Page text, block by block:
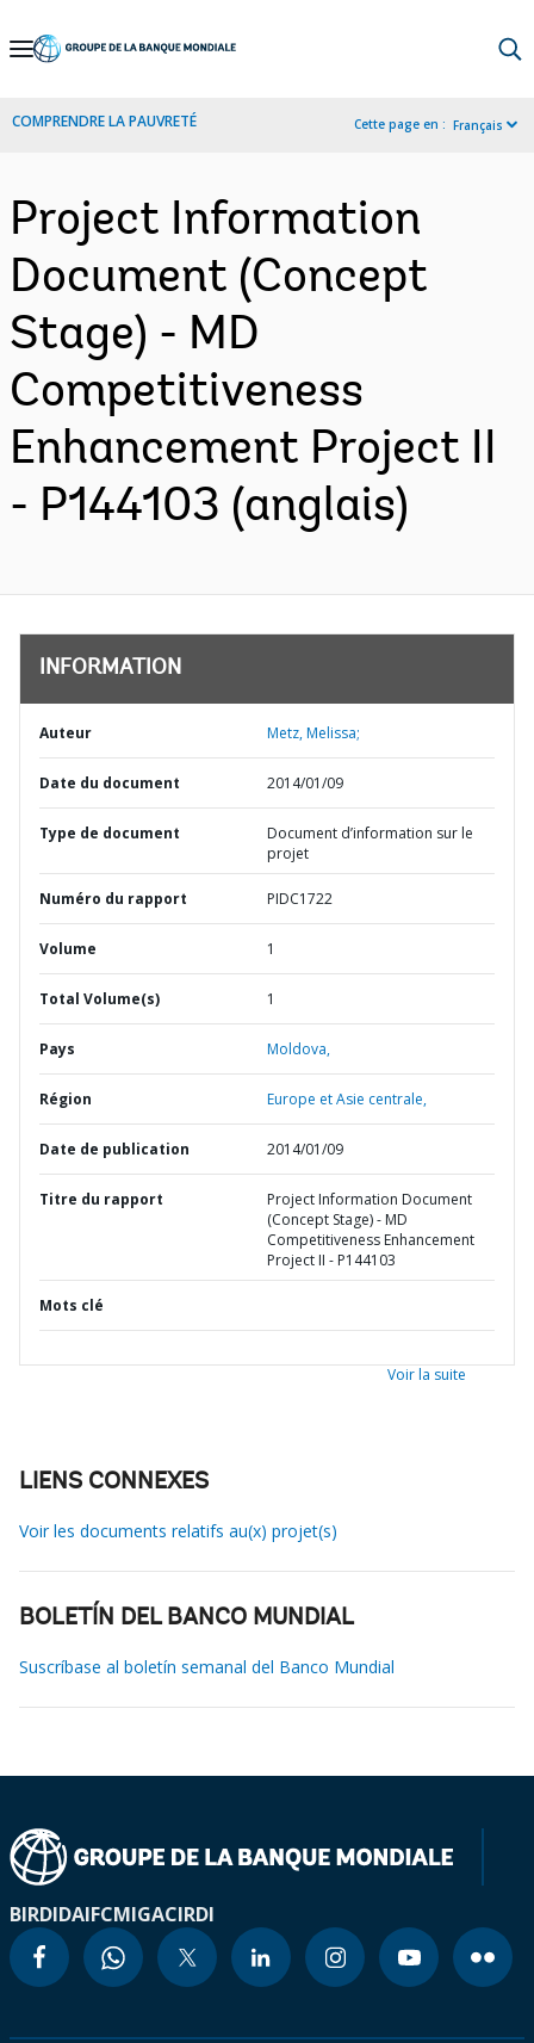
Skip
Navigation
COMPRENDRE LA PAUVRETÉ Cette page en : Français
Project Information
Document (Concept
Stage) - MD
Competitiveness
Enhancement Project II
- P144103 (anglais)
INFORMATION
Auteur Metz, Melissa;
Date du document 2014/01/09
Type de document
Document d’information sur le
projet
Numéro du rapport PIDC1722
Volume 1
Total Volume(s) 1
Pays Moldova,
Région Europe et Asie centrale,
Date de publication 2014/01/09
Titre du rapport
Project Information Document
(Concept Stage) - MD
Competitiveness Enhancement
Project II - P144103
Mots clé
Voir la suite
LIENS CONNEXES
Voir les documents relatifs au(x) projet(s)
BOLETÍN DEL BANCO MUNDIAL
Suscríbase al boletín semanal del Banco Mundial
BIRDIDAIFCMIGACIRDI